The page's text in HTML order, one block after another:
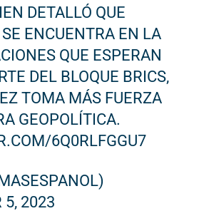
DETALLÓ QUE
ENCUENTRA EN LA
QUE ESPERAN
DEL BLOQUE BRICS,
TOMA MÁS FUERZA
GEOPOLÍTICA.
6Q0RLFGGU7
5, 2023